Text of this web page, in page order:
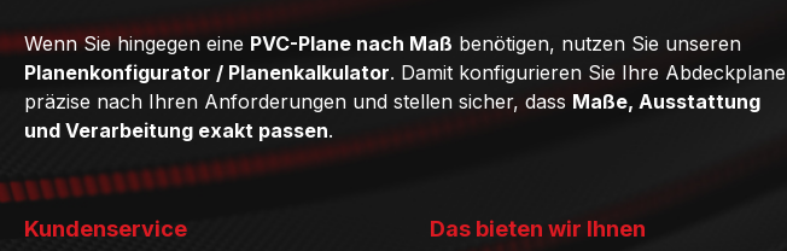
Wenn Sie hingegen eine PVC-Plane nach Maß benötigen, nutzen Sie unseren
Planenkonfigurator / Planenkalkulator. Damit konfigurieren Sie Ihre Abdeckplane
präzise nach Ihren Anforderungen und stellen sicher, dass Maße, Ausstattung
und Verarbeitung exakt passen.
Kundenservice Das bieten wir Ihnen